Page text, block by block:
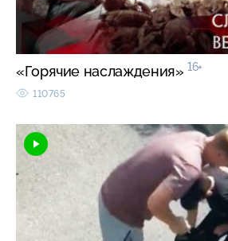
«Горячие наслаждения» 16+
110765